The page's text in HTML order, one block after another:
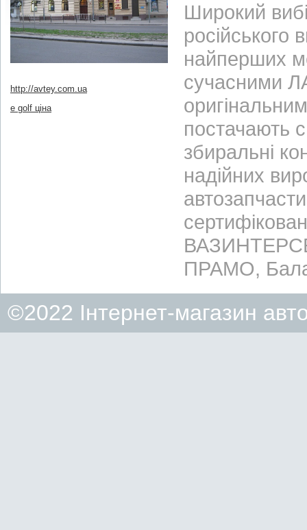
http://avtey.com.ua
e golf ціна
Широкий
найперших
сучасними
постачають
збиральні
надійних
ПРАМО,
©2022 Інтернет-магазин